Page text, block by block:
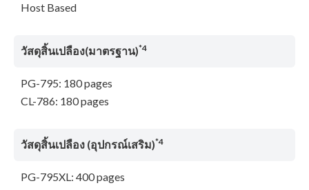
Host Based
วัสดุสิ้นเปลือง(มาตรฐาน)*4
PG-795: 180 pages
CL-786: 180 pages
วัสดุสิ้นเปลือง (อุปกรณ์เสริม)*4
PG-795XL: 400 pages